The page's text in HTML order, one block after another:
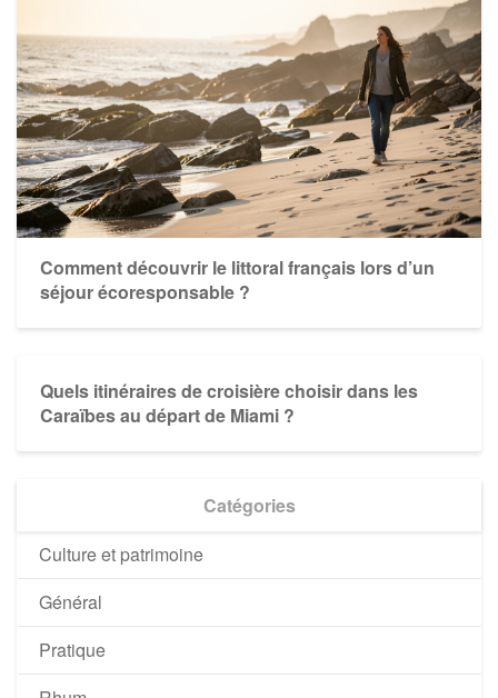
Comment découvrir le littoral français lors d’un
séjour écoresponsable ?
Quels itinéraires de croisière choisir dans les
Caraïbes au départ de Miami ?
Catégories
Culture et patrimoine
Général
Pratique